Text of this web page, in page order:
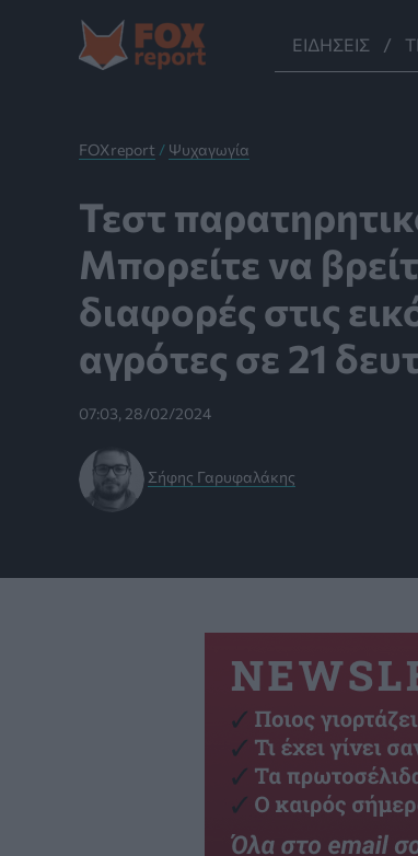
Μετάβαση
περιεχόμενο
ΕΙΔΉΣΕΙΣ
FOXreport / Ψυχαγωγία
Τεστ
Μπορείτε να
διαφορές στις
αγρότες σε 21
07:03, 28/02/2024
Σήφης Γαρυφαλάκης